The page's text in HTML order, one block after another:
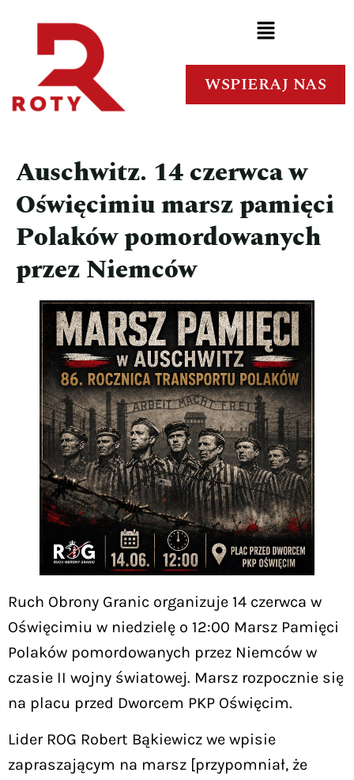
WSPIERAJ NAS
Auschwitz. 14 czerwca w
Oświęcimiu marsz pamięci
Polaków pomordowanych
przez Niemców
Ruch Obrony Granic organizuje 14 czerwca w
Oświęcimiu w niedzielę o 12:00 Marsz Pamięci
Polaków pomordowanych przez Niemców w
czasie II wojny światowej. Marsz rozpocznie się
na placu przed Dworcem PKP Oświęcim.
Lider ROG Robert Bąkiewicz we wpisie
zapraszającym na marsz [przypomniał, że